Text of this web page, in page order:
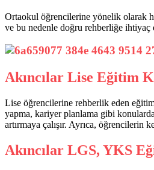
Ortaokul öğrencilerine yönelik olarak
ve bu nedenle doğru rehberliğe ihtiyaç
Akıncılar Lise Eğitim
Lise öğrencilerine rehberlik eden
yapma, kariyer planlama gibi
artırmaya çalışır. Ayrıca,
Akıncılar LGS, YKS